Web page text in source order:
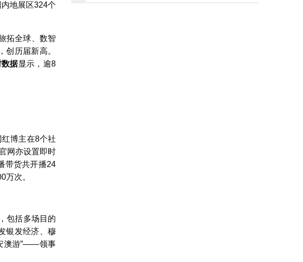
地展区324个
拓全球、数智
历届新高。
数据显示，逾8
博主在8个社
网亦设置即时
带货共开播24
万次。
包括多场目的
银发经济、穆
澳游”——领事